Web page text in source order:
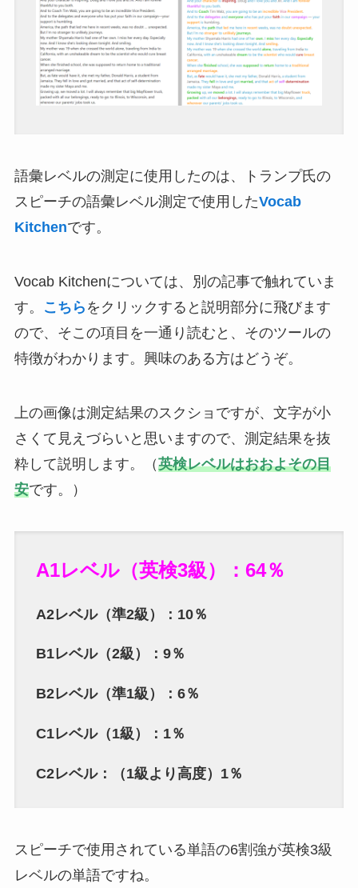
語彙レベルの測定に使用したのは、トランプ氏の
スピーチの語彙レベル測定で使用したVocab
Kitchenです。
Vocab Kitchenについては、別の記事で触れていま
す。
こちら をクリックすると説明部分に飛びます
ので、そこの項目を一通り読むと、そのツールの
特徴がわかります。興味のある方はどうぞ。
上の画像は測定結果のスクショですが、文字が小
さくて見えづらいと思いますので、測定結果を抜
粋して説明します。
（英検レベルはおおよその目
安です。）
A1レベル（英検3級）：64％
A2レベル（準2級）：10％
B1レベル（2級）：9％
B2レベル（準1級）：6％
C1レベル（1級）：1％
C2レベル：（1級より高度）1％
スピーチで使用されている単語の6割強が英検3級
レベルの単語ですね。